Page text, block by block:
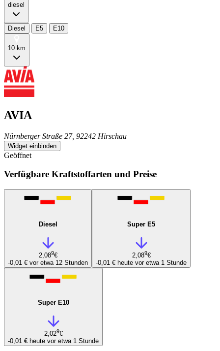
diesel
Diesel E5 E10
10 km
AVIA
Nürnberger Straße 27, 92242 Hirschau
Widget einbinden
Geöffnet
Verfügbare Kraftstoffarten und Preise
Diesel
2,089€
-0,01 € vor etwa 12 Stunden
Super E5
2,089€
-0,01 € heute vor etwa 1 Stunde
Super E10
2,029€
-0,01 € heute vor etwa 1 Stunde